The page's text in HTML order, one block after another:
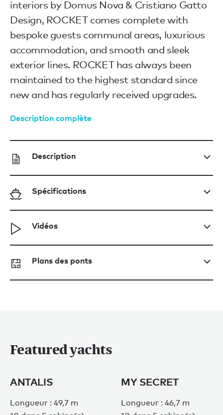
interiors by Domus Nova & Cristiano Gatto
Design, ROCKET comes complete with
bespoke guests communal areas, luxurious
accommodation, and smooth and sleek
exterior lines. ROCKET has always been
maintained to the highest standard since
new and has regularly received upgrades.
Description complète
Description
Spécifications
Vidéos
Plans des ponts
Featured yachts
ANTALIS
Longueur : 49,7 m
MY SECRET
Longueur : 46,7 m